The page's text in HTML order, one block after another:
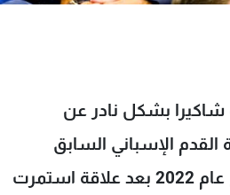
شاكيرا بشكل نادر عن
الإسباني السابق
جيرارد بيكيه، الذي وقع عام 2022 بعد علاقة استمرت
وظائف
تواصل معنا
شروط الإسـتخدام
سياسة الخصوصية